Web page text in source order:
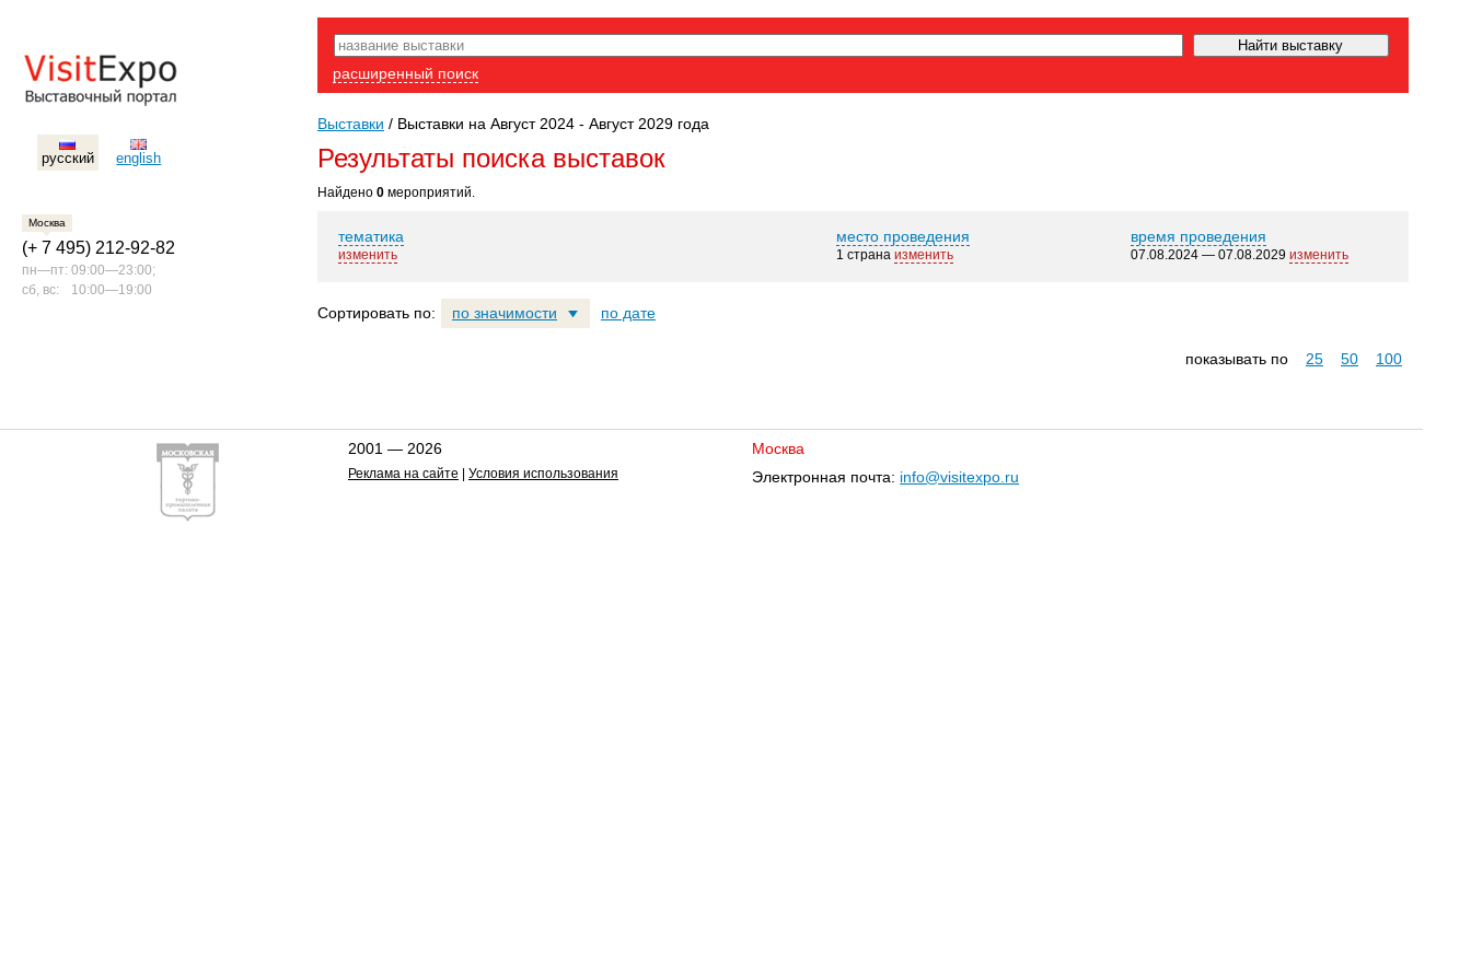
русский english
Москва
(+ 7 495) 212-92-82
пн—пт: 09:00—23:00;
сб, вс:
10:00—19:00
расширенный поиск
Выставки / Выставки на Август 2024 - Август 2029 года
Результаты поиска выставок
Найдено 0 мероприятий.
тематика
изменить
место проведения
1 страна изменить
время проведения
07.08.2024 — 07.08.2029 изменить
Сортировать по: по значимости по дате
показывать по 25 50 100
2001 — 2026
Реклама на сайте Условия использования
Москва
Электронная почта: info@visitexpo.ru